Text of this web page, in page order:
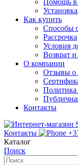
Помощь в
Как купить
Способы
Рассрочка
Условия
Возврат
О компании
Отзывы о
Политика
Контакты
Контакты
Каталог
Поиск